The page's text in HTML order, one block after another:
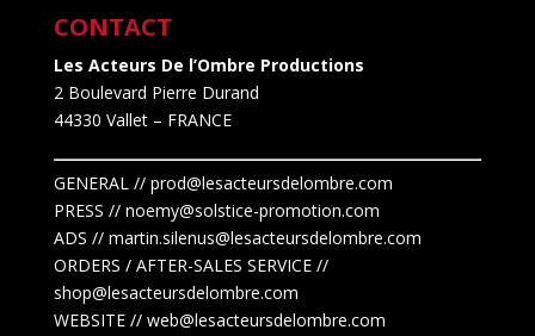
CONTACT
Les Acteurs De l’Ombre Productions
2 Boulevard Pierre Durand
44330 Vallet– FRANCE
GENERAL // prod@lesacteursdelombre.com
PRESS // noemy@solstice-promotion.com
ADS // martin.silenus@lesacteursdelombre.com
ORDERS / AFTER-SALES SERVICE //
shop@lesacteursdelombre.com
WEBSITE // web@lesacteursdelombre.com